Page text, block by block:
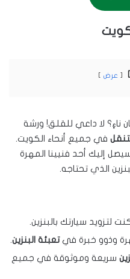
عرض
ناءٍ؟ لا داعي للقلق! ورشة
في جميع أنحاء الكويت.
إليك أحد فنيينا المهرة
الذي تحتاجه.
لتزويد سيارتك بالبنزين.
وذوو خبرة فيتعبئة البنزين.
سريعة وموثوقة في جميع